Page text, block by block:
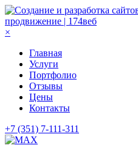
×
Главная
Услуги
Портфолио
Отзывы
Цены
Контакты
+7 (351) 7-111-311